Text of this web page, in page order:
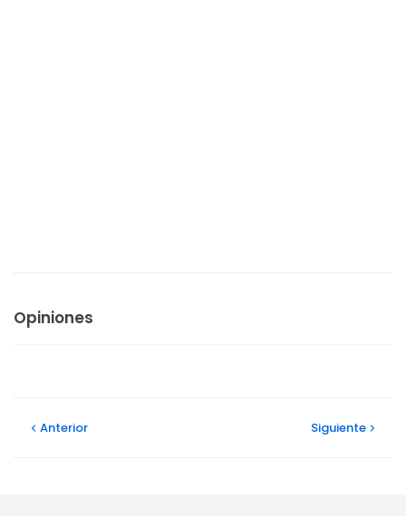
Opiniones
Anterior Siguiente